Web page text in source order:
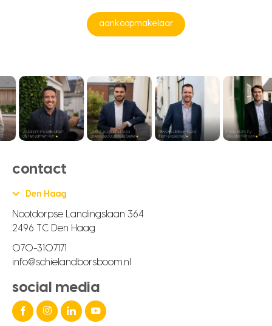
aankoopmakelaar
contact
Den Haag
Nootdorpse Landingslaan 364
2496 TC Den Haag
070-3107171
info@schielandborsboom.nl
social media